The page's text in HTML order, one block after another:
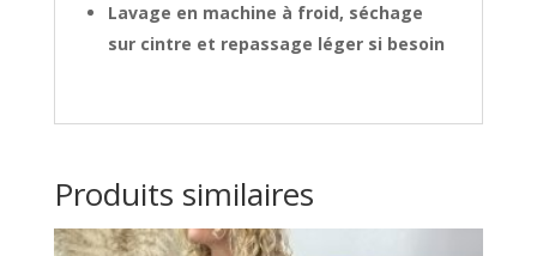
Lavage en machine à froid, séchage
sur cintre et repassage léger si besoin
Produits similaires